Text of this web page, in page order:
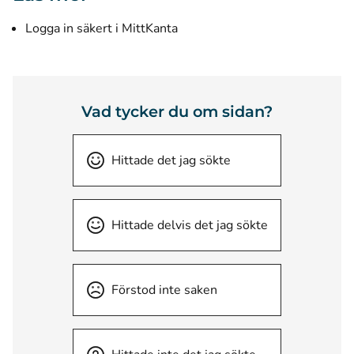
Logga in säkert i MittKanta
Vad tycker du om sidan?
Hittade det jag sökte
Hittade delvis det jag sökte
Förstod inte saken